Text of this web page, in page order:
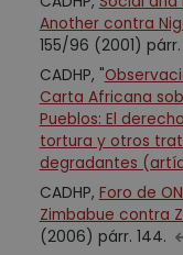
Another contra
155/96 (2001) párr.
CADHP, "
Carta Africana
Pueblos: El
tortura y otros
degradantes
CADHP, Foro de
Zimbabue contra
(2006) párr. 144.